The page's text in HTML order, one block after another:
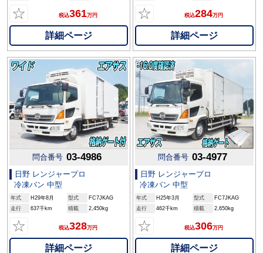
☆ 税込361万円
詳細ページ
☆ 税込284万円
詳細ページ
問合番号 03-4986
日野 レンジャープロ
冷凍バン 中型
年式 H29年8月 型式
FC7JKAG
走行
637千km 積載 2,450kg
☆ 税込328万円
詳細ページ
問合番号 03-4977
日野 レンジャープロ
冷凍バン 中型
年式 H25年3月 型式
FC7JKAG
走行
462千km 積載 2,650kg
☆ 税込306万円
詳細ページ